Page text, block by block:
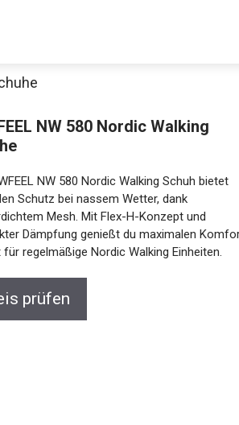
NW 580 Nordic Walking
NW 580 Nordic Walking Schuh bietet
Schutz bei nassem Wetter, dank
Mesh. Mit Flex-H-Konzept und
Dämpfung genießt du maximalen
Perfekt für regelmäßige Nordic Walking
prüfen
Jetzt anschauen